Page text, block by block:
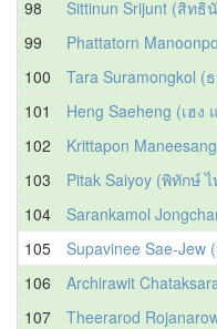
98
Sittinun Srijunt (สิท
99
Phattatorn
100
Tara Suramongkol (
101
Heng Saeheng (เฮง
102
Krittapon
103
Pitak Saiyoy (พิทักษ์
104
Sarankamol
105
Supavinee Sae-Jew
106
Archirawit
107
Theerarod